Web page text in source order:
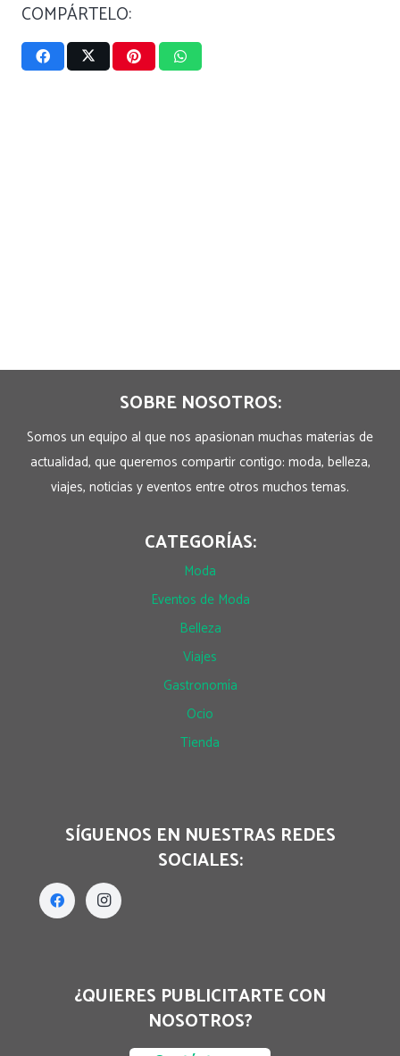
COMPÁRTELO:
SOBRE NOSOTROS:
Somos un equipo al que nos apasionan muchas materias de
actualidad, que queremos compartir contigo: moda, belleza,
viajes, noticias y eventos entre otros muchos temas.
CATEGORÍAS:
Moda
Eventos de Moda
Belleza
Viajes
Gastronomía
Ocio
Tienda
SÍGUENOS EN NUESTRAS REDES
SOCIALES:
¿QUIERES PUBLICITARTE CON
NOSOTROS?